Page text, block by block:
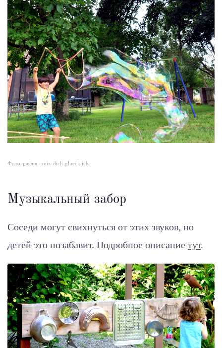
Фотография - mix-dich-gluecklich
Музыкальный забор
Соседи могут свихнуться от этих звуков, но
детей это позабавит. Подробное описание тут.